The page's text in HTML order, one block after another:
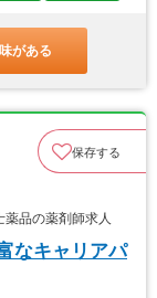
がある
保存する
品の薬剤師求人
なキャリアパ